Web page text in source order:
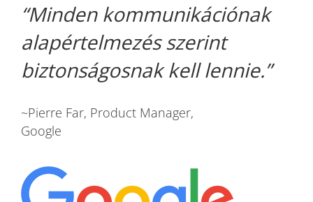
Minden kommunikációnak
alapértelmezés szerint
biztonságosnak kell lennie.
~Pierre Far, Product Manager,
Google